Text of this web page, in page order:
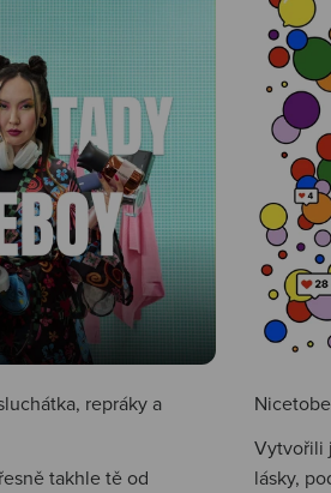
repráky a
takhle tě od
Vytvořili
lásky,